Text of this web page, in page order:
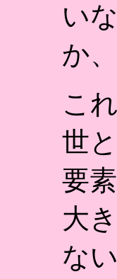
い
か
こ
世
要
大
な